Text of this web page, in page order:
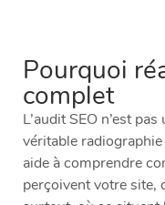
Pourquoi
complet
L’audit SEO n’est
véritable
aide à comprendre
perçoivent votre site,